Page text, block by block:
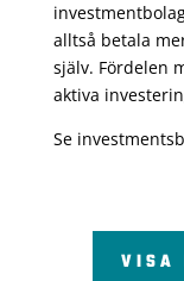
alltså betala
själv. Fördelen
aktiva
Se
VISA